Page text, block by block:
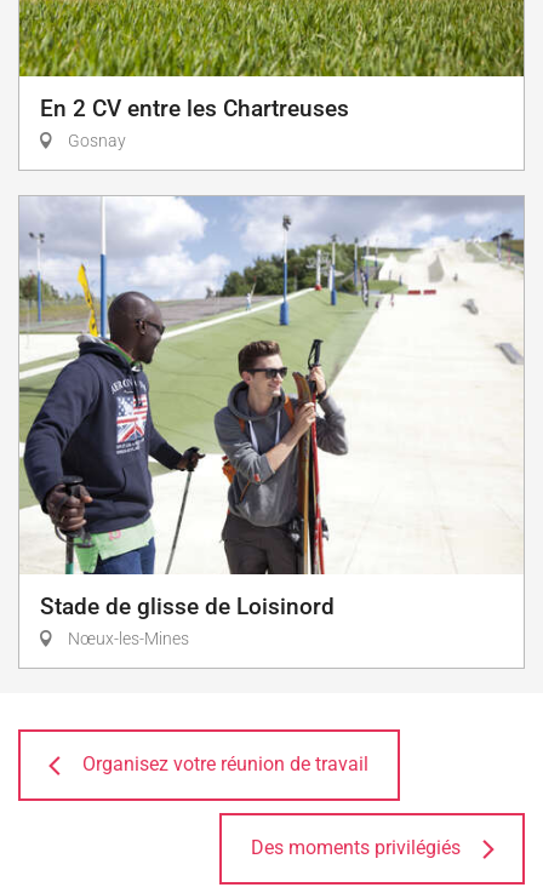
En 2 CV entre les Chartreuses
Gosnay
Stade de glisse de Loisinord
Nœux-les-Mines
Organisez votre réunion de travail
Des moments privilégiés